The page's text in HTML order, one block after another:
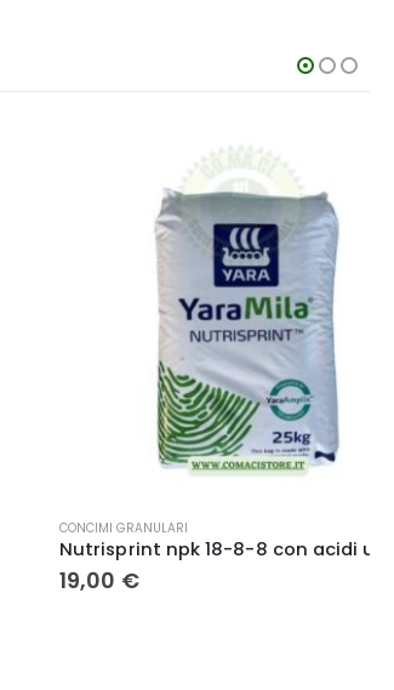
CONCIMI GRANULARI
Nutrisprint npk 18-8-8 con acidi umici e fulvici YaraMila – Yara kg. 25
€